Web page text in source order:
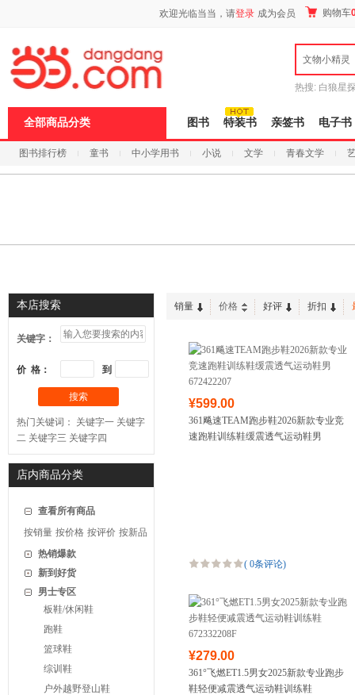
欢迎光临当当，请登录 成为会员 购物车
文物小精灵
热搜: 白狼星
全部商品分类 图书 特装书 亲签书 电子书
图书排行榜 童书 中小学用书 小说 文学 青春文学
科技 进口原版 电子书
本店搜索
关键字：
价 格： 到
搜索
热门关键词： 关键字一 关键字
二 关键字三 关键字四
店内商品分类
查看所有商品
按销量 按价格 按评价 按新品
热销爆款
新到好货
男士专区
板鞋/休闲鞋
跑鞋
篮球鞋
综训鞋
户外越野登山鞋
销量 价格 好评 折扣
¥599.00
361飚速TEAM跑步鞋2026新款专业竞
速跑鞋训练鞋缓震透气运动鞋男
( 0条评论)
¥279.00
361°飞燃ET1.5男女2025新款专业跑步
鞋轻便减震透气运动鞋训练鞋
页
打
式